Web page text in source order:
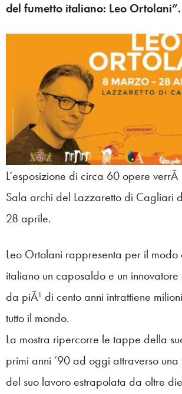
del fumetto italiano: Leo Ortolani”.
L’esposizione di circa 60 opere
Sala archi del Lazzaretto di Cagliari
28 aprile.
Leo Ortolani rappresenta per il modo
italiano un caposaldo e un innovatore
da piÃ¹ di cento anni intrattiene
tutto il mondo.
La mostra ripercorre le tappe della
primi anni ’90 ad oggi attraverso
del suo lavoro estrapolata da oltre